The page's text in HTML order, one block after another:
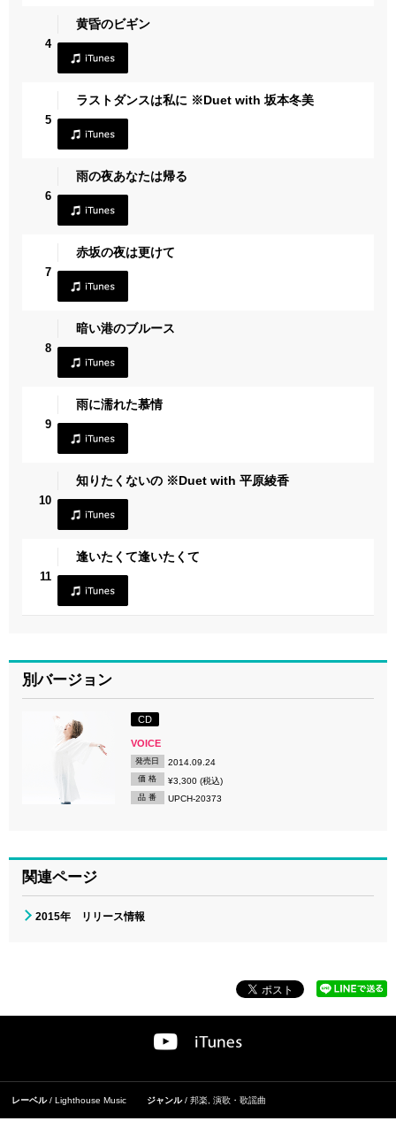
4
黄昏のビギン
5
ラストダンスは私に ※Duet with 坂本冬美
6
雨の夜あなたは帰る
7
赤坂の夜は更けて
8
暗い港のブルース
9
雨に濡れた慕情
10
知りたくないの ※Duet with 平原綾香
11
逢いたくて逢いたくて
別バージョン
CD
VOICE
発売日 2014.09.24
価 格 ¥3,300 (税込)
品 番 UPCH-20373
関連ページ
2015年 リリース情報
レーベル Lighthouse Music ジャンル 邦楽 演歌・歌謡曲